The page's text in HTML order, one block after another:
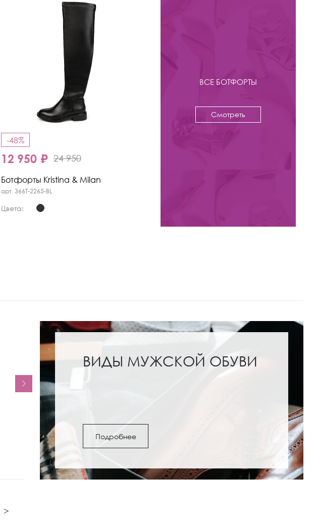
-48%
12 950 ₽ 24 950
Ботфорты Kristina & Milan
арт. 366T-2265-BL
Цвета:
ВСЕ БОТФОРТЫ
Смотреть
Женские сапоги и полусапожки: с
чем носить и как выбрать
Обувь под женские
ВИДЫ МУЖСКОЙ ОБУВИ
Подробнее
>